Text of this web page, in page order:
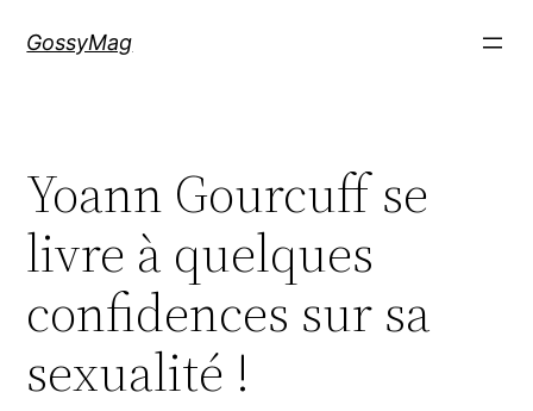
GossyMag
Yoann Gourcuff se
livre à quelques
confidences sur sa
sexualité !